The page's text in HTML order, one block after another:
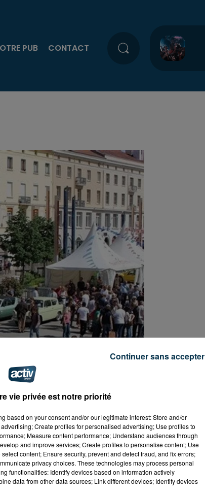
PUB CONTACT
vie privée est notre priorité
based on your consent and/or our legitimate interest: Store and/or
Create profiles for personalised advertising; Use profiles to
Measure content performance; Understand audiences through
and improve services; Create profiles to personalise content; Use
content; Ensure security, prevent and detect fraud, and fix errors;
privacy choices. These technologies may process personal
functionalities: Identify devices based on information actively
data from other data sources; Link different devices; Identify devices
Continuer sans accepter